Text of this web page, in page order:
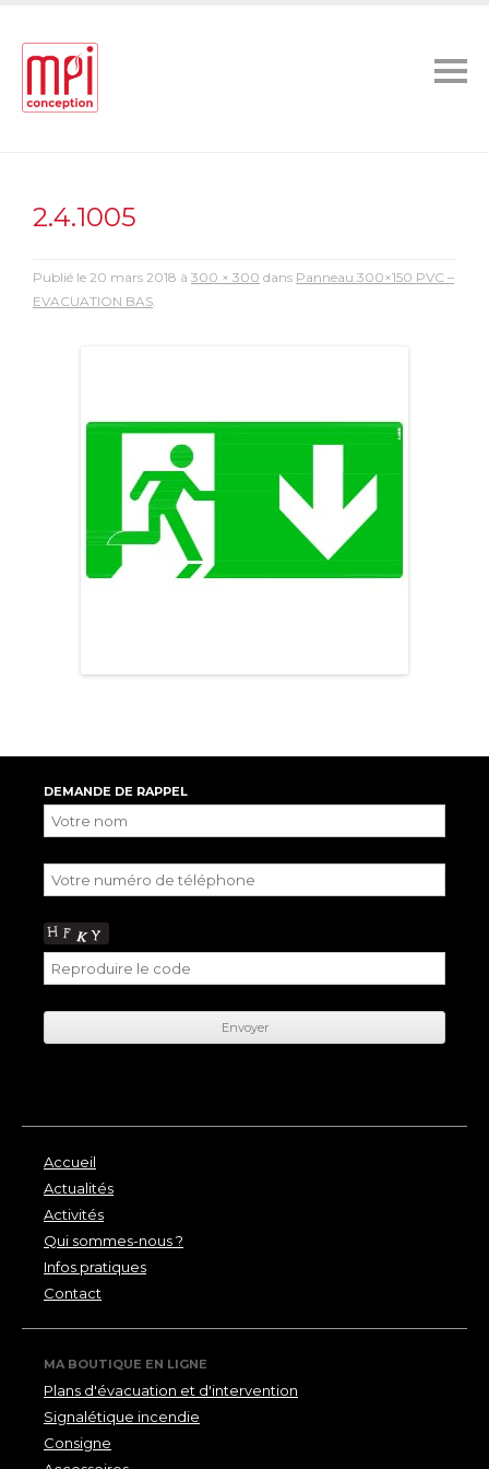
2.4.1005
Publié le 20 mars 2018 à 300 × 300 dans Panneau 300×150 PVC –
EVACUATION BAS.
DEMANDE DE RAPPEL
Accueil
Actualités
Activités
Qui sommes-nous ?
Infos pratiques
Contact
MA BOUTIQUE EN LIGNE
Plans d'évacuation et d'intervention
Signalétique incendie
Consigne